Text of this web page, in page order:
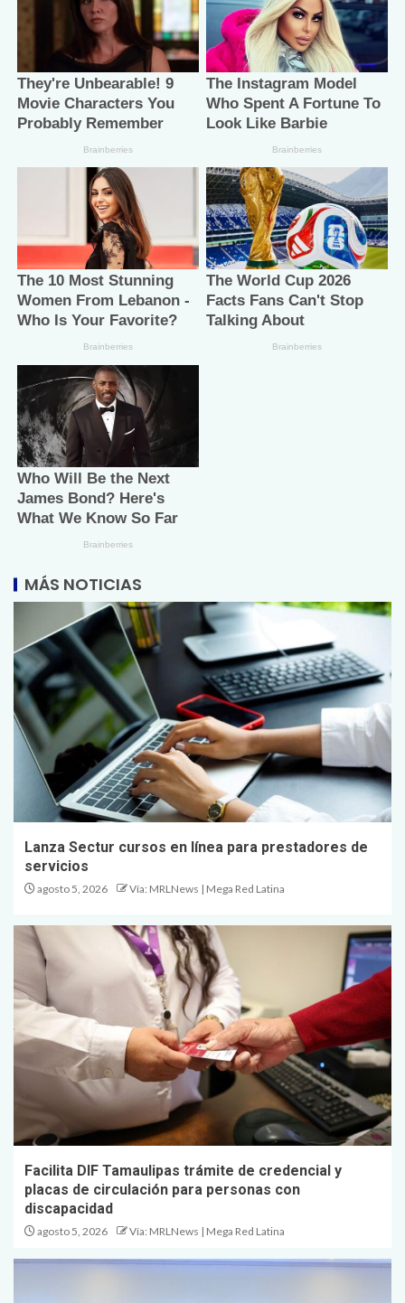
MÁS NOTICIAS
Lanza Sectur cursos en línea para prestadores de
servicios
agosto 5, 2026 Vía: MRLNews | Mega Red Latina
Facilita DIF Tamaulipas trámite de credencial y
placas de circulación para personas con
discapacidad
agosto 5, 2026 Vía: MRLNews | Mega Red Latina